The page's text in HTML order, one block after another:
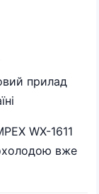
прилад
WX-1611
вже